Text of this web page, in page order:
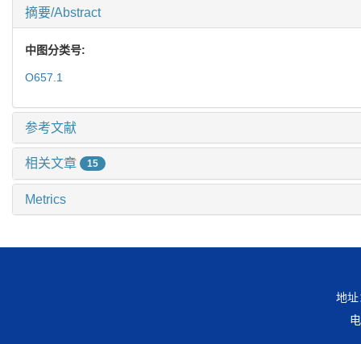
摘要/Abstract
中图分类号:
O657.1
参考文献
相关文章 15
Metrics
地